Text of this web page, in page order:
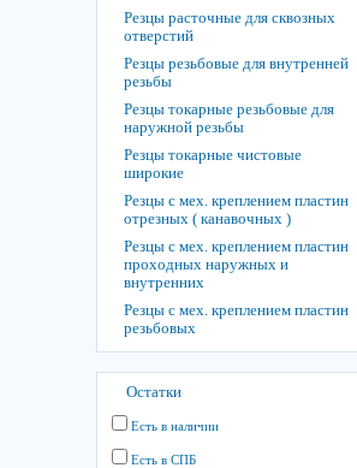
Резцы расточные для сквозных
отверстий
Резцы резьбовые для внутренней
резьбы
Резцы токарные резьбовые для
наружной резьбы
Резцы токарные чистовые
широкие
Резцы с мех. креплением пластин
отрезных ( канавочных )
Резцы с мех. креплением пластин
проходных наружных и
внутренних
Резцы с мех. креплением пластин
резьбовых
Остатки
Есть в наличии
Есть в СПБ